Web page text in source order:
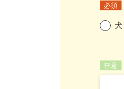
必須
犬
任意